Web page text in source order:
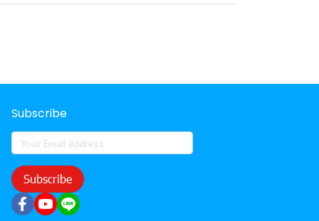
Subscribe
Subscribe